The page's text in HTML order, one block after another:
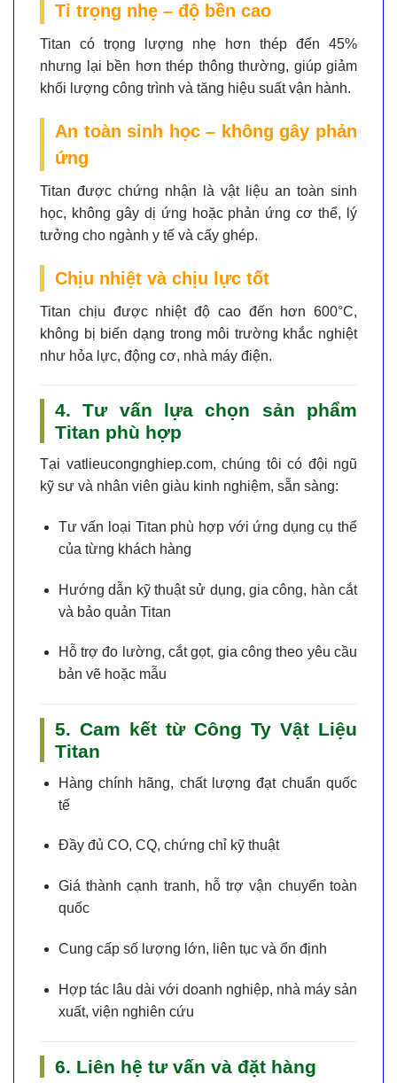
Tỉ trọng nhẹ – độ bền cao
Titan có trọng lượng nhẹ hơn thép đến 45%
nhưng lại bền hơn thép thông thường, giúp giảm
khối lượng công trình và tăng hiệu suất vận hành.
An toàn sinh học – không gây phản
ứng
Titan được chứng nhận là vật liệu an toàn sinh
học, không gây dị ứng hoặc phản ứng cơ thể, lý
tưởng cho ngành y tế và cấy ghép.
Chịu nhiệt và chịu lực tốt
Titan chịu được nhiệt độ cao đến hơn 600°C,
không bị biến dạng trong môi trường khắc nghiệt
như hỏa lực, động cơ, nhà máy điện.
4. Tư vấn lựa chọn sản phẩm
Titan phù hợp
Tại vatlieucongnghiep.com, chúng tôi có đội ngũ
kỹ sư và nhân viên giàu kinh nghiệm, sẵn sàng:
Tư vấn loại Titan phù hợp với ứng dụng cụ thể
của từng khách hàng
Hướng dẫn kỹ thuật sử dụng, gia công, hàn cắt
và bảo quản Titan
Hỗ trợ đo lường, cắt gọt, gia công theo yêu cầu
bản vẽ hoặc mẫu
5. Cam kết từ Công Ty Vật Liệu
Titan
Hàng chính hãng, chất lượng đạt chuẩn quốc
tế
Đầy đủ CO, CQ, chứng chỉ kỹ thuật
Giá thành cạnh tranh, hỗ trợ vận chuyển toàn
quốc
Cung cấp số lượng lớn, liên tục và ổn định
Hợp tác lâu dài với doanh nghiệp, nhà máy sản
xuất, viện nghiên cứu
6. Liên hệ tư vấn và đặt hàng